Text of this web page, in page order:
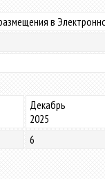
в
Декабрь
2025
6